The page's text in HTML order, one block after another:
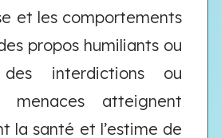
et les comportements
propos humiliants ou
des interdictions ou
menaces atteignent
la santé et l’estime de